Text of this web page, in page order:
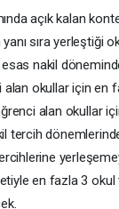
açık kalan
yanı sıra
nakil
okullar için en
alan okullar
en fazla 3